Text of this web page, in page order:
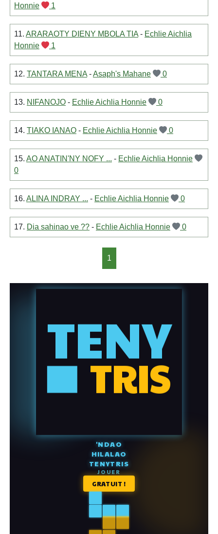
Honnie
1
11. ARARAOTY DIENY MBOLA TIA - Echlie Aichlia
Honnie
1
12. TANTARA MENA -Asaph's Mahane 0
13. NIFANOJO - Echlie Aichlia Honnie 0
14. TIAKO IANAO - Echlie Aichlia Honnie 0
15. AO ANATIN'NY NOFY ... - Echlie Aichlia Honnie
0
16. ALINA INDRAY ... - Echlie Aichlia Honnie 0
17. Dia sahinao ve ?? - Echlie Aichlia Honnie 0
1